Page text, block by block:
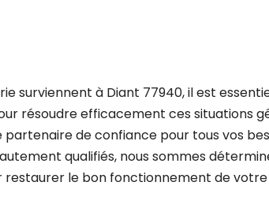
surviennent à Diant 77940, il est
résoudre efficacement ces situations
de confiance pour tous vos
qualifiés, nous sommes
restaurer le bon fonctionnement de